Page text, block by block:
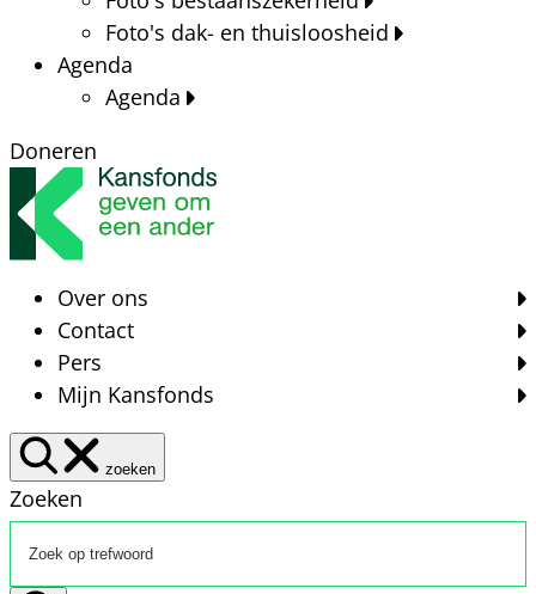
Foto's dak- en thuisloosheid
Agenda
Agenda
Doneren
Over ons
Contact
Pers
Mijn Kansfonds
zoeken
Zoeken